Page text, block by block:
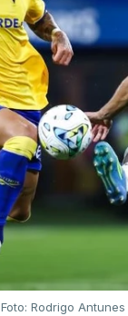
Foto: Rodrigo